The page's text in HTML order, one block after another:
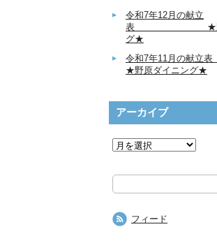
令和7年12月の献立
表 ★野原
グ★
令和7年11月
★野原ダイニング★
アーカイブ
索
フィード